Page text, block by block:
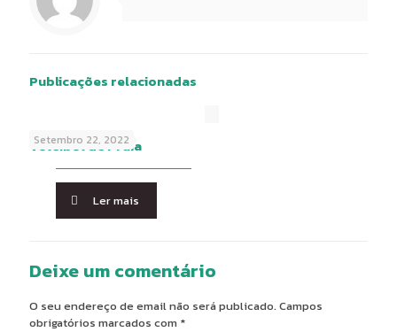
Publicações relacionadas
Setembro 22, 2022
Voleibol de Praia
Ler mais
Deixe um comentário
O seu endereço de email não será publicado. Campos
obrigatórios marcados com *